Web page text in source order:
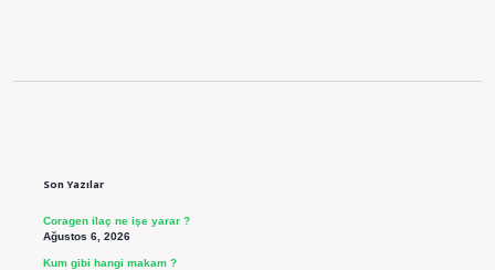
Son Yazılar
Coragen ilaç ne işe yarar ?
Ağustos 6, 2026
Kum gibi hangi makam ?